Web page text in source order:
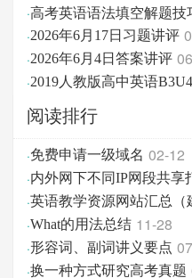
·高考英语语法填空解题技
·2026年6月17日习题讲评
·2026年6月4日答案讲评
·2019人教版高中英语
阅读排行
·免费申请一级域名 02-12
·内外网下不同IP网段共享
·英语教学资源网站汇总（
·What的用法总结 11-28
·形容词、副词讲义要点
·换一种方式研究高考真题